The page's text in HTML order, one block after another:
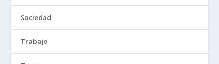
Sociedad
Trabajo